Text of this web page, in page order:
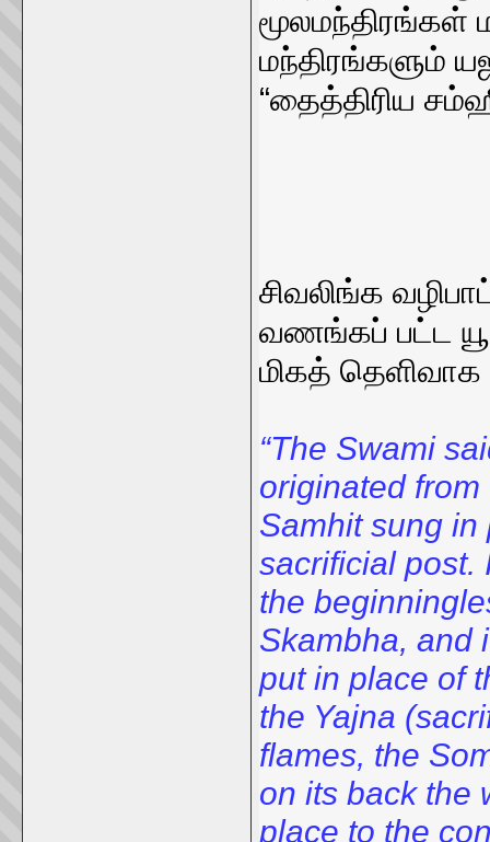
மூலமந்திரங்கள்
மந்திரங்களும்
“தைத்திரிய
சிவலிங்க
வணங்கப் பட்ட
மிகத் தெளிவாக
“The Swami
originated
Samhit sung in
sacrificial post.
the
Skambha, and
put in place of
the Yajna
flames, the
on its back the
place to the